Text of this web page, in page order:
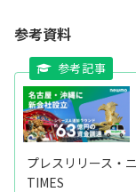
参考資料
プレスリリース・
TIMES